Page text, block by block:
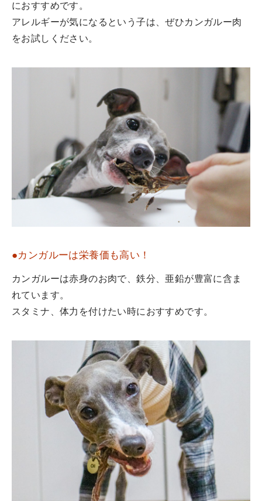
におすすめです。
アレルギーが気になるという子は、ぜひカンガルー肉
をお試しください。
●カンガルーは栄養価も高い！
カンガルーは赤身のお肉で、鉄分、亜鉛が豊富に含ま
れています。
スタミナ、体力を付けたい時におすすめです。